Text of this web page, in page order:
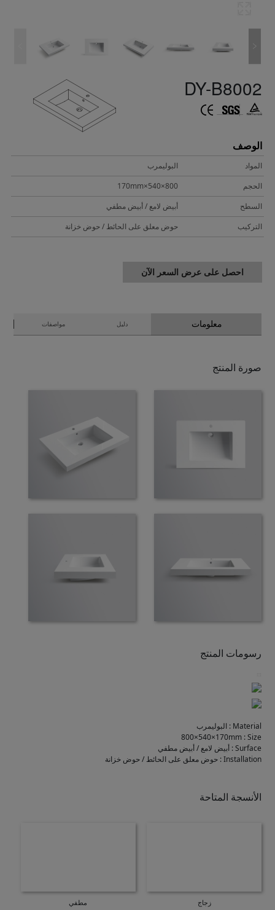
DY-B8002
الوصف
المواد
البوليمرب
الحجم
800×540×170mm
السطح
أبيض لامع / أبيض مطفي
التركيب
حوض معلق على الحائط / حوض خزانة
احصل على عرض السعر الآن
معلومات دليل مواصفات
صورة المنتج
رسومات المنتج
Material
: البوليمرب
Size
:
800×540×170mm
Surface
: أبيض لامع / أبيض مطفي
Installation
: حوض معلق على الحائط / حوض خزانة
الأنسجة المتاحة
زجاج مطفي